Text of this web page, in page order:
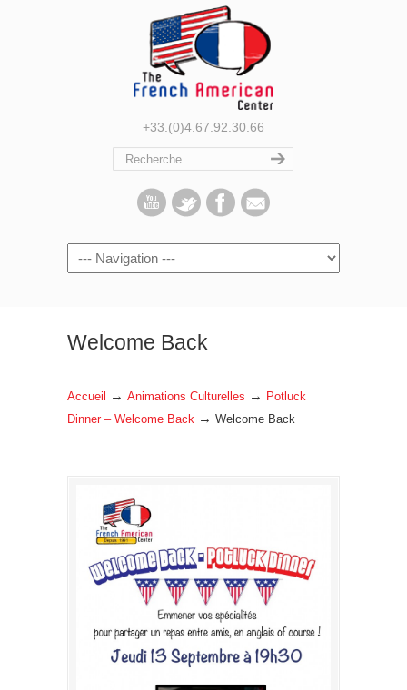
+33.(0)4.67.92.30.66
Navigation
Welcome Back
Accueil → Animations Culturelles →
Potluck
Dinner – Welcome Back → Welcome Back